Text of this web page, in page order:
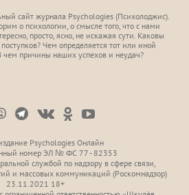
сайт журнала Psychologies (Психoлоджиc).
о психологии, о смысле того, что с нами
просто, ясно, не искажая сути. Каковы
Чем определяется тот или иной
причины наших успехов и неудач?
Psychologies Онлайн
номер ЭЛ № ФС 77 - 82353
службой по надзору в сфере связи,
и массовых коммуникаций (Роскомнадзор)
23.11.2021 18+